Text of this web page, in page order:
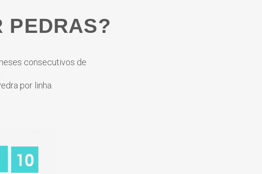
PEDRAS?
consecutivos de
por linha.